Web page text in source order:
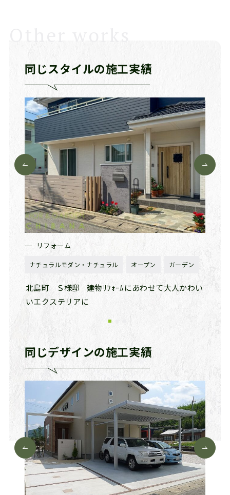
同じスタイルの施工実績
リフォーム
ナチュラルモダン・ナチュラル オープン ガーデン
北島町 Ｓ様邸
建物ﾘﾌｫｰﾑにあわせて大人かわい
いエクステリアに
同じデザインの施工実績